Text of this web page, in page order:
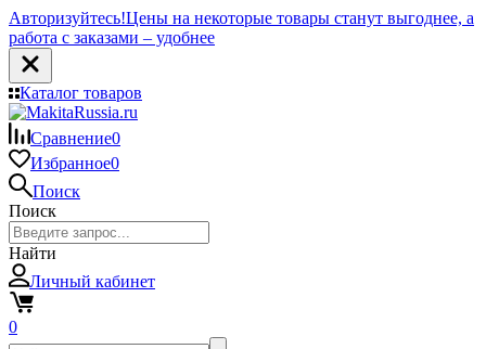
Авторизуйтесь!Цены на некоторые товары станут выгоднее, а
работа с заказами – удобнее
Каталог товаров
Сравнение0
Избранное0
Поиск
Поиск
Найти
Личный кабинет
0